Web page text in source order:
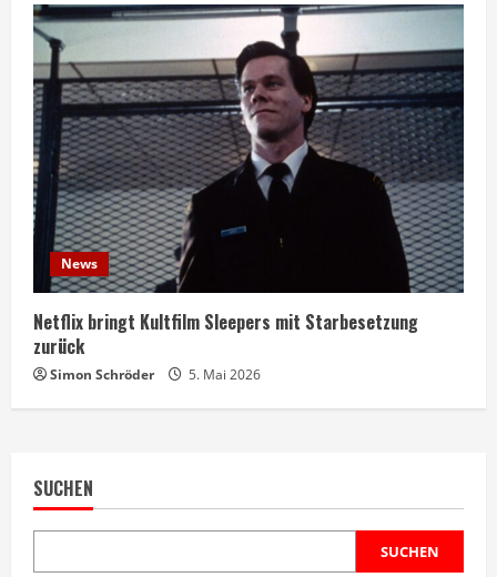
News
Netflix bringt Kultfilm Sleepers mit Starbesetzung
zurück
Simon Schröder 5. Mai 2026
SUCHEN
SUCHEN